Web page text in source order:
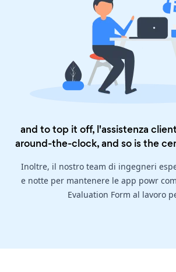
and to top it off, l'assistenza
around-the-clock, and so is the
Inoltre, il nostro team di ingegneri
e notte per mantenere le app powr
Evaluation Form al lavoro